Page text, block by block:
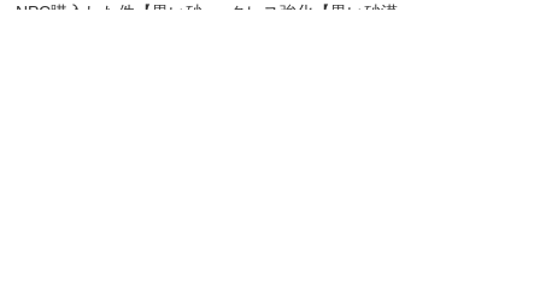
NPC購入した件【黒い砂
クレス強化【黒い砂漠